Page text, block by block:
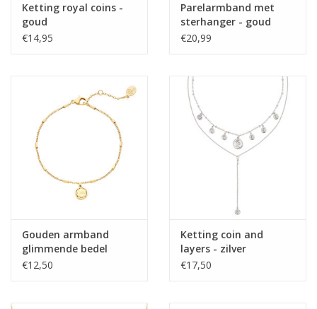
Ketting royal coins -
goud
€14,95
Parelarmband met
sterhanger - goud
€20,99
Gouden armband
glimmende bedel
€12,50
Ketting coin and
layers - zilver
€17,50